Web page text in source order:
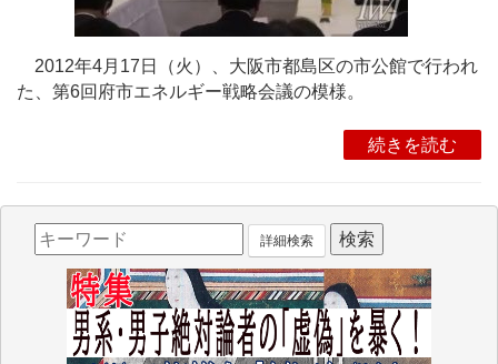
2012年4月17日（火）、大阪市都島区の市公館で行われ
た、第6回府市エネルギー戦略会議の模様。
続きを読む
詳細検索